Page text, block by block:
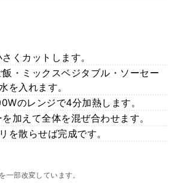
くカットします。
・ミックスベジタブル・ソーセー
を入れます。
のレンジで4分加熱します。
加えて全体を混ぜ合わせます。
を散らせば完成です。
一部改変しています。